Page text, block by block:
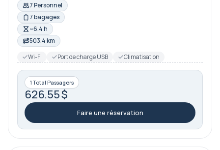
7 Personnel
7 bagages
~6.4 h
503.4 km
Wi-Fi
Port de charge USB Climatisation
1 Total Passagers
626.55 $
Faire une réservation